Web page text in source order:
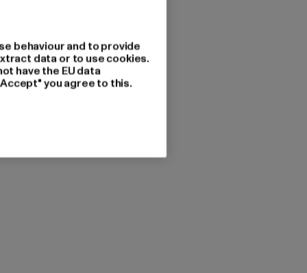
behaviour and to provide
data or to use cookies.
have the EU data
you agree to this.